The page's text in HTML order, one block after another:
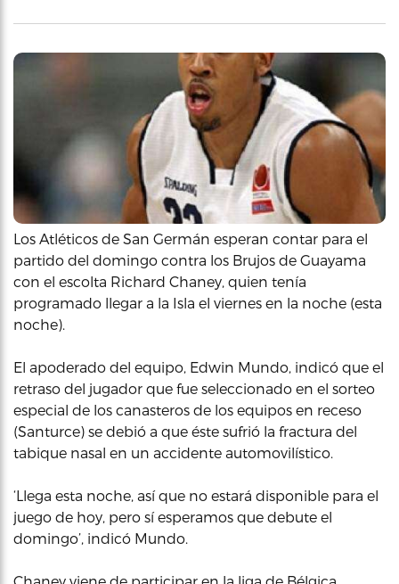
Los Atléticos de San Germán esperan contar para el
partido del domingo contra los Brujos de Guayama
con el escolta Richard Chaney, quien tenía
programado llegar a la Isla el viernes en la noche (esta
noche).
El apoderado del equipo, Edwin Mundo, indicó que el
retraso del jugador que fue seleccionado en el sorteo
especial de los canasteros de los equipos en receso
(Santurce) se debió a que éste sufrió la fractura del
tabique nasal en un accidente automovilístico.
‘Llega esta noche, así que no estará disponible para el
juego de hoy, pero sí esperamos que debute el
domingo’, indicó Mundo.